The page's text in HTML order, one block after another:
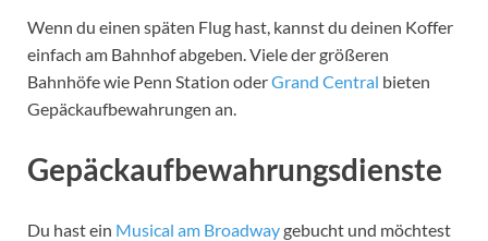
Wenn du einen späten Flug hast, kannst du deinen Koffer
einfach am Bahnhof abgeben. Viele der größeren
Bahnhöfe wie Penn Station oderGrand Central bieten
Gepäckaufbewahrungen an.
Gepäckaufbewahrungsdienste
Du hast ein Musical am Broadwaygebucht und möchtest